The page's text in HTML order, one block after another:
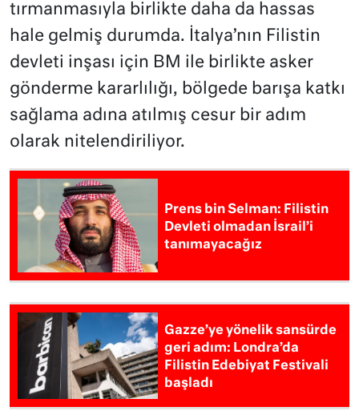
tırmanmasıyla birlikte daha da hassas
hale gelmiş durumda. İtalya’nın Filistin
devleti inşası için BM ile birlikte asker
gönderme kararlılığı, bölgede barışa katkı
sağlama adına atılmış cesur bir adım
olarak nitelendiriliyor.
Prens bin Selman: Filistin
Devleti olmadan İsrail’i
tanımayacağız
Gazze’ye yönelik sansürde
geri adım: Londra’da
Filistin Edebiyat Festivali
başladı